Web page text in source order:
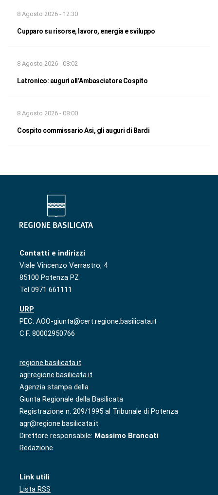
8 Agosto 2026 - 12:30
Cupparo su risorse, lavoro, energia e sviluppo
8 Agosto 2026 - 08:02
Latronico: auguri all’Ambasciatore Cospito
8 Agosto 2026 - 08:00
Cospito commissario Asi, gli auguri di Bardi
Contatti e indirizzi
Viale Vincenzo Verrastro, 4
85100 Potenza PZ
Tel 0971 661111
URP
PEC: AOO-giunta@cert.regione.basilicata.it
C.F. 80002950766
regione.basilicata.it
agr.regione.basilicata.it
Agenzia stampa della
Giunta Regionale della Basilicata
Registrazione n. 209/1995 al Tribunale di Potenza
agr@regione.basilicata.it
Direttore responsabile: Massimo Brancati
Redazione
Link utili
Lista RSS